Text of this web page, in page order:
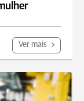
Ver mais